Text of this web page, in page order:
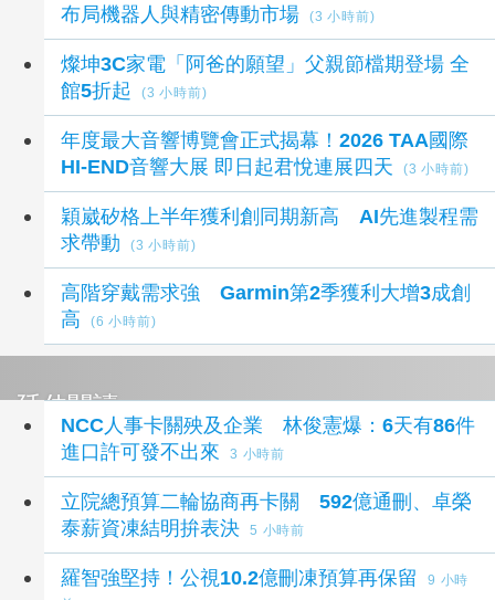
布局機器人與精密傳動市場
(3 小時前)
燦坤3C家電「阿爸的願望」父親節檔期登場 全
館5折起
(3 小時前)
年度最大音響博覽會正式揭幕！2026 TAA國際
HI-END音響大展 即日起君悅連展四天
(3 小時前)
穎崴矽格上半年獲利創同期新高 AI先進製程需
求帶動
(3 小時前)
高階穿戴需求強 Garmin第2季獲利大增3成創
高
(6 小時前)
延伸閱讀
NCC人事卡關殃及企業 林俊憲爆：6天有86件
進口許可發不出來
3 小時前
立院總預算二輪協商再卡關 592億通刪、卓榮
泰薪資凍結明拚表決
5 小時前
羅智強堅持！公視10.2億刪凍預算再保留
9 小時